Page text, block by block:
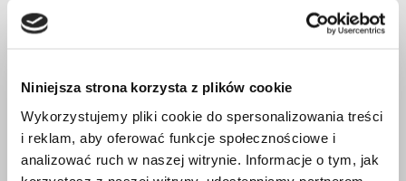
Niniejsza strona korzysta z plików cookie
Wykorzystujemy pliki cookie do spersonalizowania treści
i reklam, aby oferować funkcje społecznościowe i
analizować ruch w naszej witrynie. Informacje o tym, jak